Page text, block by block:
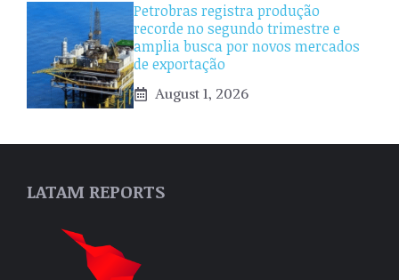
Petrobras registra produção
recorde no segundo trimestre e
amplia busca por novos mercados
de exportação
August 1, 2026
LATAM REPORTS